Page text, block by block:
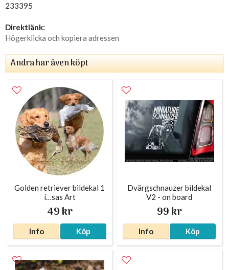
233395
Direktlänk:
Högerklicka och kopiera adressen
Andra har även köpt
Golden retriever bildekal 1
í…sas Art
49 kr
Info Köp
Dvärgschnauzer bildekal
V2 - on board
99 kr
Info Köp